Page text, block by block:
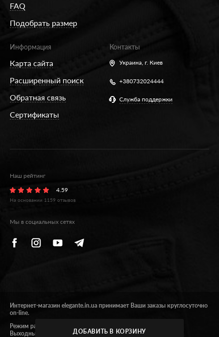
ДОБАВИТЬ В КОРЗИНУ
FAQ
Подобрать размер
Информация
Карта сайта
Расширенный поиск
Обратная связь
Сертификаты
Контакты
Украина, г. Киев
+380732024444
Служба поддержки
Наш рейтинг
4.59
На основании 1159 отзывов
Мы в социальных сетях
Интернет-магазин elegante.in.ua принимает Ваши заказы круглосуточно
on-line.
Режим работы 09:00 - 17:00.
Выходные суббота и воскресенье.